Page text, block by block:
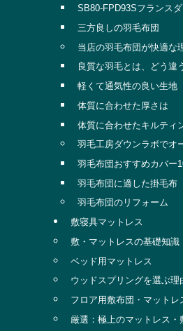
SB80-FPD93Sフランス
三方良しの羽毛布団
当店の羽毛布団が快適な
良質な羽毛とは、どう違
軽くて通気性の良い生地
体質に合わせた厚さは
体質に合わせたキルティ
羽毛工房ダウンラボでオ
羽毛布団おすすめカバー
羽毛布団に適した掛毛布
羽毛布団のリフォーム
敷寝具マットレス
敷・マットレスの基礎知識
ベッド用マットレス
ウッドスプリングを選ぶ理
フロア用敷布団・マットレ
厳選：極上のマットレス・